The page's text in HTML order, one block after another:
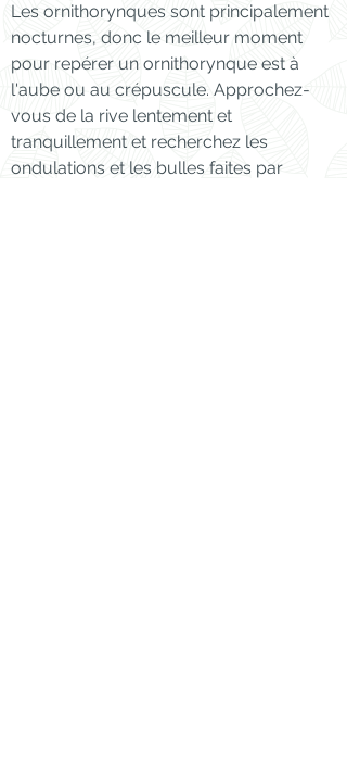
Les ornithorynques sont principalement
nocturnes, donc le meilleur moment
pour repérer un ornithorynque est à
l'aube ou au crépuscule. Approchez-
vous de la rive lentement et
tranquillement et recherchez les
ondulations et les bulles faites par